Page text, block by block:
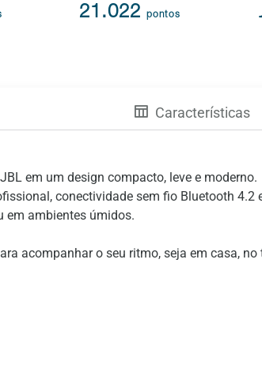
21.022pontos
Características
em um design compacto, leve e moderno.
conectividade sem fio Bluetooth 4.2
em ambientes úmidos.
acompanhar o seu ritmo, seja em casa,